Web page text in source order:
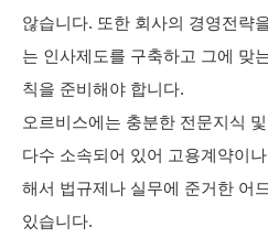
않습니다. 또한 회사의 경영전략
는 인사제도를 구축하고 그에 맞
칙을 준비해야 합니다.
오르비스에는 충분한 전문지식
다수 소속되어 있어 고용계약이
해서 법규제나 실무에 준거한 어
있습니다.